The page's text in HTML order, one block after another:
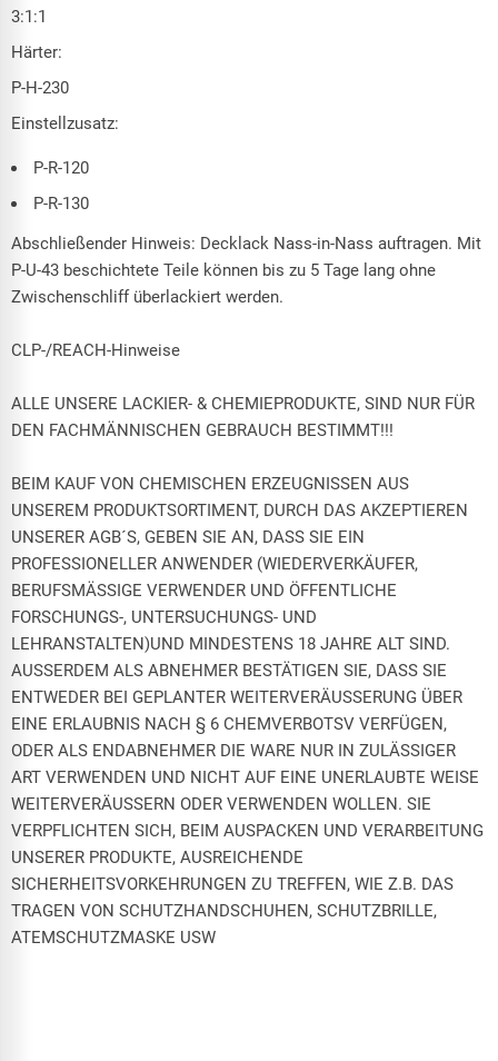
3:1:1
Härter:
P-H-230
Einstellzusatz:
P-R-120
P-R-130
Abschließender Hinweis: Decklack Nass-in-Nass auftragen. Mit
P-U-43 beschichtete Teile können bis zu 5 Tage lang ohne
Zwischenschliff überlackiert werden.
CLP-/REACH-Hinweise
ALLE UNSERE LACKIER- & CHEMIEPRODUKTE, SIND NUR FÜR
DEN FACHMÄNNISCHEN GEBRAUCH BESTIMMT!!!
BEIM KAUF VON CHEMISCHEN ERZEUGNISSEN AUS
UNSEREM PRODUKTSORTIMENT, DURCH DAS AKZEPTIEREN
UNSERER AGB´S, GEBEN SIE AN, DASS SIE EIN
PROFESSIONELLER ANWENDER (WIEDERVERKÄUFER,
BERUFSMÄSSIGE VERWENDER UND ÖFFENTLICHE
FORSCHUNGS-, UNTERSUCHUNGS- UND
LEHRANSTALTEN)UND MINDESTENS 18 JAHRE ALT SIND.
AUSSERDEM ALS ABNEHMER BESTÄTIGEN SIE, DASS SIE
ENTWEDER BEI GEPLANTER WEITERVERÄUSSERUNG ÜBER
EINE ERLAUBNIS NACH § 6 CHEMVERBOTSV VERFÜGEN,
ODER ALS ENDABNEHMER DIE WARE NUR IN ZULÄSSIGER
ART VERWENDEN UND NICHT AUF EINE UNERLAUBTE WEISE
WEITERVERÄUSSERN ODER VERWENDEN WOLLEN. SIE
VERPFLICHTEN SICH, BEIM AUSPACKEN UND VERARBEITUNG
UNSERER PRODUKTE, AUSREICHENDE
SICHERHEITSVORKEHRUNGEN ZU TREFFEN, WIE Z.B. DAS
TRAGEN VON SCHUTZHANDSCHUHEN, SCHUTZBRILLE,
ATEMSCHUTZMASKE USW